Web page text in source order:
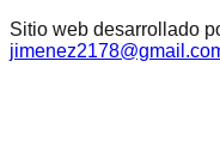
Sitio web desarrollado